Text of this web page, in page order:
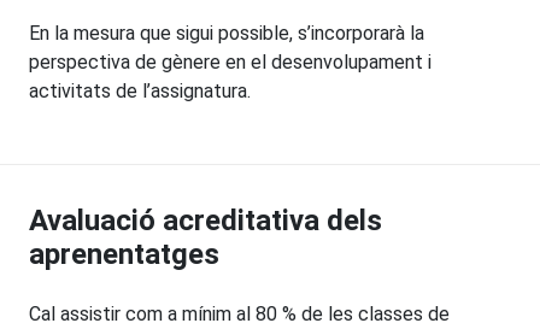
En la mesura que sigui possible, s’incorporarà la
perspectiva de gènere en el desenvolupament i
activitats de l’assignatura.
Avaluació acreditativa dels
aprenentatges
Cal assistir com a mínim al 80 % de les classes de